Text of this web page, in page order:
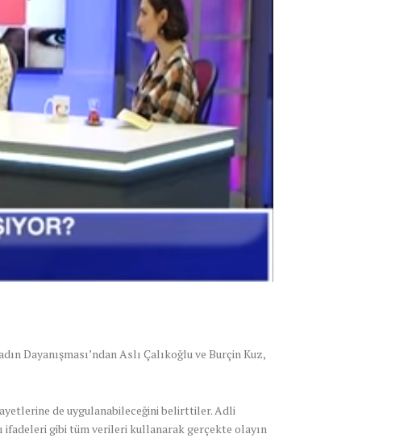
Dayanışması’ndan Aslı Çalıkoğlu ve Burçin Kuz,
de uygulanabileceğini belirttiler. Adli
ifadeleri gibi tüm verileri kullanarak gerçekte olayın